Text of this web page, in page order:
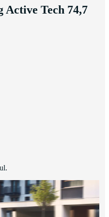
Active Tech 74,7